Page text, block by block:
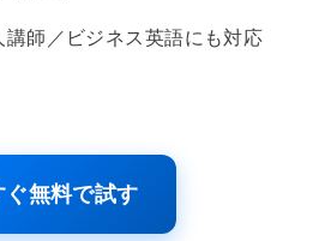
師／ビジネス英語にも対応
ぐ無料で試す